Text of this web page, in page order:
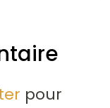
pour